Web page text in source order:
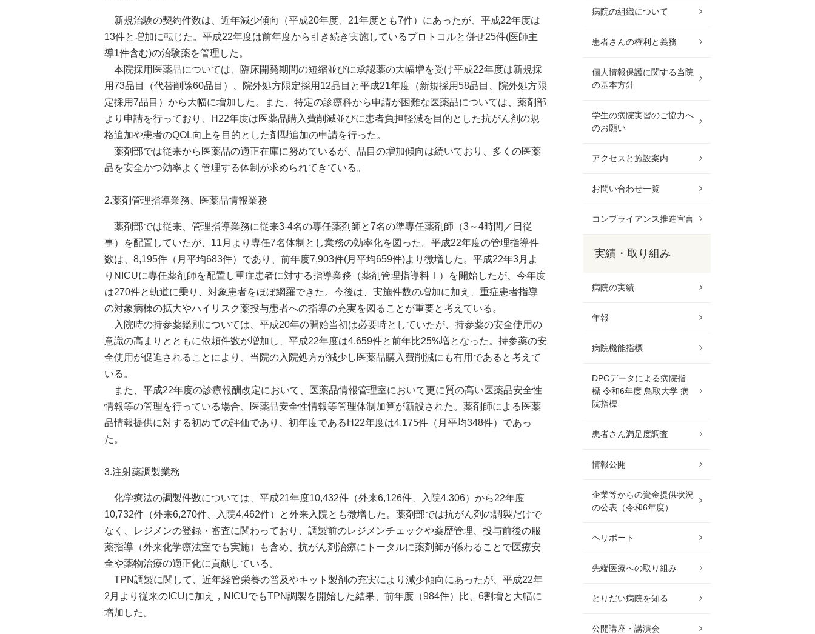
新規治験の契約件数は、近年減少傾向（平成20年度、21年度とも7件）にあったが、平成22年度は
13件と増加に転じた。平成22年度は前年度から引き続き実施しているプロトコルと併せ25件(医師主
導1件含む)の治験薬を管理した。
本院採用医薬品については、臨床開発期間の短縮並びに承認薬の大幅増を受け平成22年度は新規採
用73品目（代替削除60品目）、院外処方限定採用12品目と平成21年度（新規採用58品目、院外処方限
定採用7品目）から大幅に増加した。また、特定の診療科から申請が困難な医薬品については、薬剤部
より申請を行っており、H22年度は医薬品購入費削減並びに患者負担軽減を目的とした抗がん剤の規
格追加や患者のQOL向上を目的とした剤型追加の申請を行った。
薬剤部では従来から医薬品の適正在庫に努めているが、品目の増加傾向は続いており、多くの医薬
品を安全かつ効率よく管理する体制が求められてきている。
2.薬剤管理指導業務、医薬品情報業務
薬剤部では従来、管理指導業務に従来3-4名の専任薬剤師と7名の準専任薬剤師（3～4時間／日従
事）を配置していたが、11月より専任7名体制とし業務の効率化を図った。平成22年度の管理指導件
数は、8,195件（月平均683件）であり、前年度7,903件(月平均659件)より微増した。平成22年3月よ
りNICUに専任薬剤師を配置し重症患者に対する指導業務（薬剤管理指導料Ⅰ）を開始したが、今年度
は270件と軌道に乗り、対象患者をほぼ網羅できた。今後は、実施件数の増加に加え、重症患者指導
の対象病棟の拡大やハイリスク薬投与患者への指導の充実を図ることが重要と考えている。
入院時の持参薬鑑別については、平成20年の開始当初は必要時としていたが、持参薬の安全使用の
意識の高まりとともに依頼件数が増加し、平成22年度は4,659件と前年比25%増となった。持参薬の安
全使用が促進されることにより、当院の入院処方が減少し医薬品購入費削減にも有用であると考えて
いる。
また、平成22年度の診療報酬改定において、医薬品情報管理室において更に質の高い医薬品安全性
情報等の管理を行っている場合、医薬品安全性情報等管理体制加算が新設された。薬剤師による医薬
品情報提供に対する初めての評価であり、初年度であるH22年度は4,175件（月平均348件）であっ
た。
3.注射薬調製業務
化学療法の調製件数については、平成21年度10,432件（外来6,126件、入院4,306）から22年度
10,732件（外来6,270件、入院4,462件）と外来入院とも微増した。薬剤部では抗がん剤の調製だけで
なく、レジメンの登録・審査に関わっており、調製前のレジメンチェックや薬歴管理、投与前後の服
薬指導（外来化学療法室でも実施）も含め、抗がん剤治療にトータルに薬剤師が係わることで医療安
全や薬物治療の適正化に貢献している。
TPN調製に関して、近年経管栄養の普及やキット製剤の充実により減少傾向にあったが、平成22年
2月より従来のICUに加え，NICUでもTPN調製を開始した結果、前年度（984件）比、6割増と大幅に
増加した。
病院の組織について
患者さんの権利と義務
個人情報保護に関する当院
の基本方針
学生の病院実習のご協力へ
のお願い
アクセスと施設案内
お問い合わせ一覧
コンプライアンス推進宣言
実績・取り組み
病院の実績
年報
病院機能指標
DPCデータによる病院指
標 令和6年度 鳥取大学 病
院指標
患者さん満足度調査
情報公開
企業等からの資金提供状況
の公表（令和6年度）
ヘリポート
先端医療への取り組み
とりだい病院を知る
公開講座・講演会